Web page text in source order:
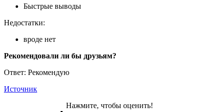
Быстрые выводы
Недостатки:
вроде нет
Рекомендовали ли бы друзьям?
Ответ: Рекомендую
Источник
Нажмите, чтобы оценить!